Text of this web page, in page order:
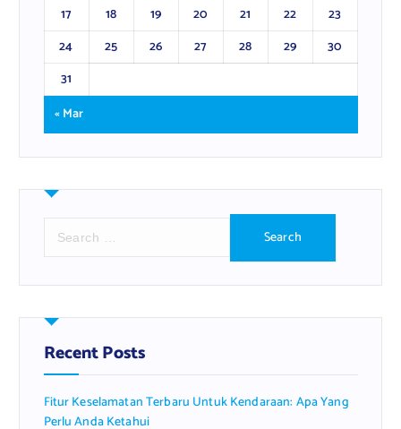
17
18 19 20 21 22
23
24
25 26 27 28 29
30
31
« Mar
r
h
f
o
:
Recent Posts
Fitur Keselamatan Terbaru Untuk Kendaraan: Apa Yang
Perlu Anda Ketahui